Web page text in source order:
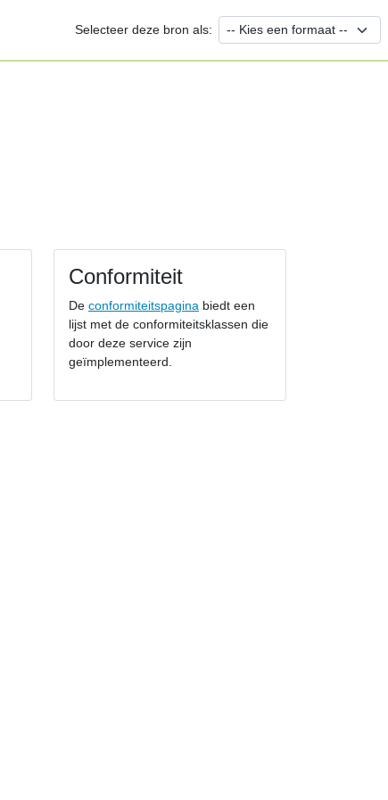
Selecteer deze bron als:
Conformiteit
De conformiteitspagina biedt een
lijst met de conformiteitsklassen die
door deze service zijn
geïmplementeerd.